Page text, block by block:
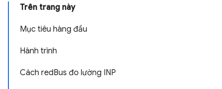
Trên trang này
Mục tiêu hàng đầu
Hành trình
Cách redBus đo lường INP